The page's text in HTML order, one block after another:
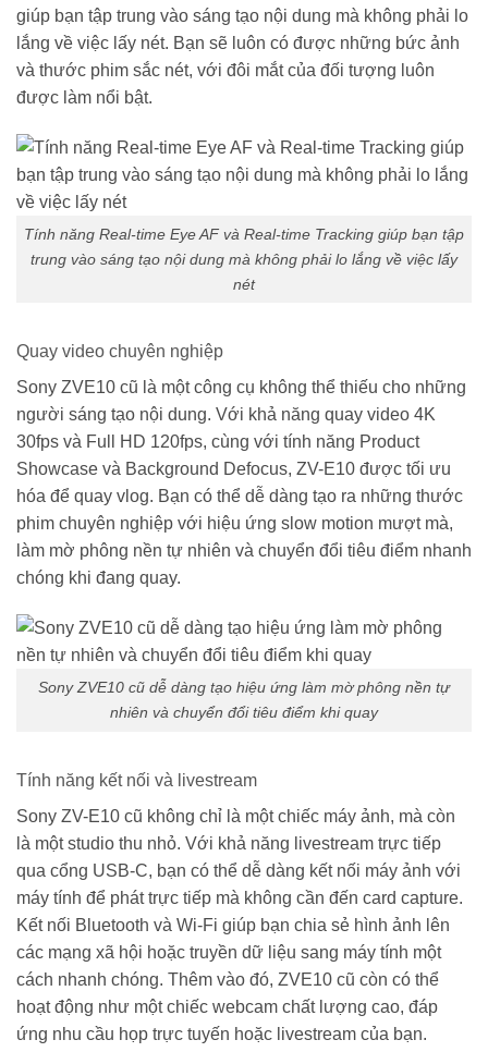
giúp bạn tập trung vào sáng tạo nội dung mà không phải lo
lắng về việc lấy nét. Bạn sẽ luôn có được những bức ảnh
và thước phim sắc nét, với đôi mắt của đối tượng luôn
được làm nổi bật.
Tính năng Real-time Eye AF và Real-time Tracking giúp bạn tập
trung vào sáng tạo nội dung mà không phải lo lắng về việc lấy
nét
Quay video chuyên nghiệp
Sony ZVE10 cũ là một công cụ không thể thiếu cho những
người sáng tạo nội dung. Với khả năng quay video 4K
30fps và Full HD 120fps, cùng với tính năng Product
Showcase và Background Defocus, ZV-E10 được tối ưu
hóa để quay vlog. Bạn có thể dễ dàng tạo ra những thước
phim chuyên nghiệp với hiệu ứng slow motion mượt mà,
làm mờ phông nền tự nhiên và chuyển đổi tiêu điểm nhanh
chóng khi đang quay.
Sony ZVE10 cũ dễ dàng tạo hiệu ứng làm mờ phông nền tự
nhiên và chuyển đổi tiêu điểm khi quay
Tính năng kết nối và livestream
Sony ZV-E10 cũ không chỉ là một chiếc máy ảnh, mà còn
là một studio thu nhỏ. Với khả năng livestream trực tiếp
qua cổng USB-C, bạn có thể dễ dàng kết nối máy ảnh với
máy tính để phát trực tiếp mà không cần đến card capture.
Kết nối Bluetooth và Wi-Fi giúp bạn chia sẻ hình ảnh lên
các mạng xã hội hoặc truyền dữ liệu sang máy tính một
cách nhanh chóng. Thêm vào đó, ZVE10 cũ còn có thể
hoạt động như một chiếc webcam chất lượng cao, đáp
ứng nhu cầu họp trực tuyến hoặc livestream của bạn.